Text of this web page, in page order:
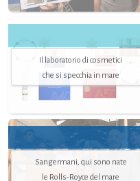
Il laboratorio di cosmetici
che si specchia in mare
Sangermani, qui sono nate
le Rolls-Royce del mare